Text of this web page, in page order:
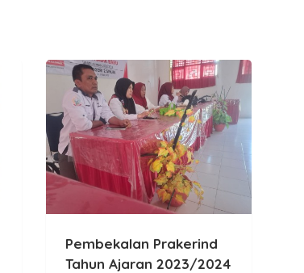
Pembekalan Prakerind
Tahun Ajaran 2023/2024